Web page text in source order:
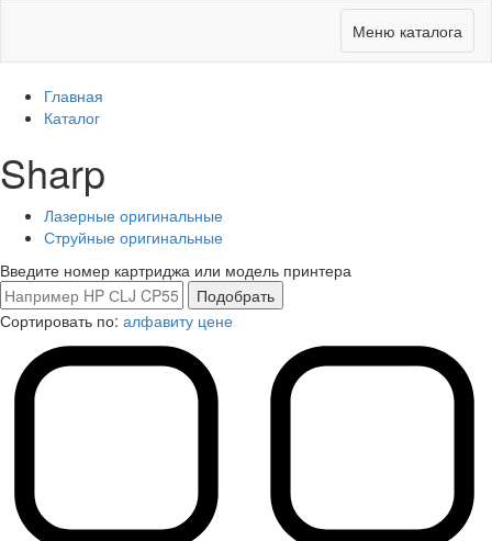
Меню каталога
Главная
Каталог
Sharp
Лазерные оригинальные
Струйные оригинальные
Введите номер картриджа или модель принтера
Сортировать по: алфавиту цене